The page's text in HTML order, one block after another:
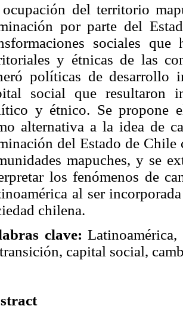
del territorio
por parte del
sociales
y étnicas de las
políticas de desarrollo
social que resultaron
y étnico. Se propone
alternativa a la idea de
del Estado de Chile
mapuches, y se
los fenómenos de
al ser
chilena.
clave:
capital social,